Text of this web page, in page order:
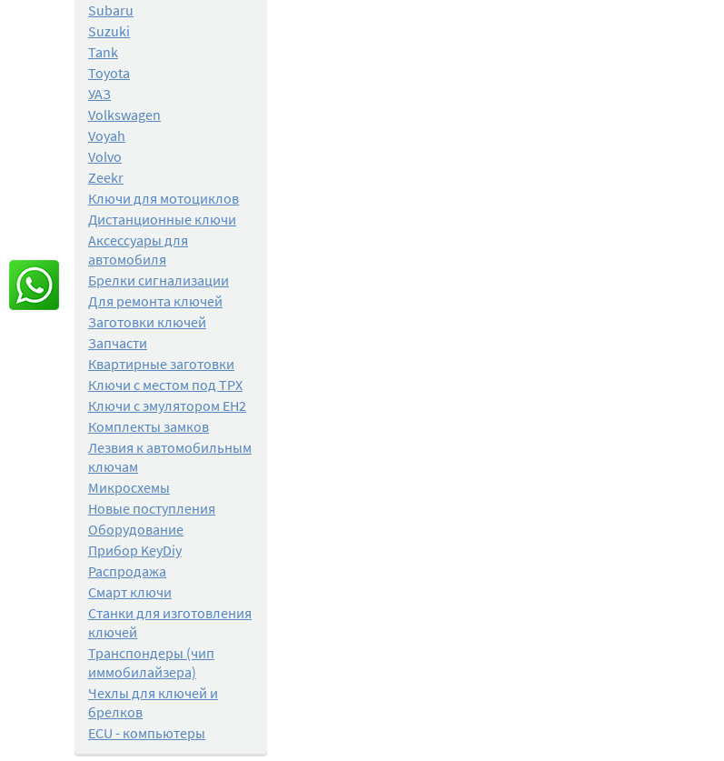
Subaru
Suzuki
Tank
Toyota
УАЗ
Volkswagen
Voyah
Volvo
Zeekr
Ключи для мотоциклов
Дистанционные ключи
Аксессуары для
автомобиля
Брелки сигнализации
Для ремонта ключей
Заготовки ключей
Запчасти
Квартирные заготовки
Ключи с местом под TPX
Ключи с эмулятором EH2
Комплекты замков
Лезвия к автомобильным
ключам
Микросхемы
Новые поступления
Оборудование
Прибор KeyDiy
Распродажа
Смарт ключи
Станки для изготовления
ключей
Транспондеры (чип
иммобилайзера)
Чехлы для ключей и
брелков
ECU - компьютеры